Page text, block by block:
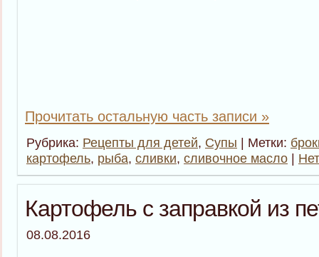
Прочитать остальную часть записи »
Рубрика: Рецепты для детей, Супы | Метки:
картофель, рыба, сливки, сливочное масло |
Картофель с заправкой из
08.08.2016